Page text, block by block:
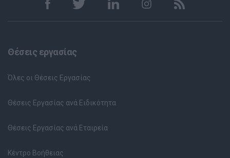
Θέσεις εργασίας
Όλες οι Θέσεις Εργασίας
Θέσεις Εργασίας ανά Ειδικότητα
Θέσεις Εργασίας ανά Εταιρεία
Κέντρο Βοήθειας